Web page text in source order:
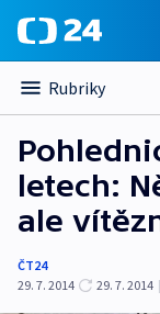
Rubriky
letech:
ale
ČT24
29. 7. 2014
29. 7. 2014 |